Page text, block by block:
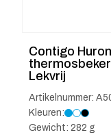
Contigo
Lekvrij
Artikelnummer:
Kleuren:
Gewicht: 282 g